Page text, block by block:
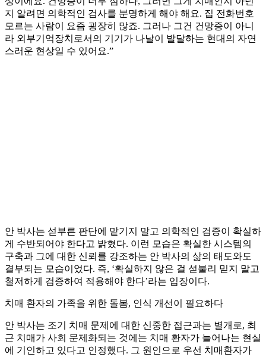
지 알려면 의학적인 검사를 분명하게 해야 해요. 집 전화번호
모르는 사람이 요즘 굉장히 많죠. 그러나 그건 건망증이 아니
라 외부기억장치로서의 기기가 나날이 발달하는 현대의 자연
스러운 현상일 수 있어요.”
안 박사는 섣부른 판단에 맡기지 말고 의학적인 검증이 확실하
게 수반되어야 한다고 밝혔다. 이런 모습은 확실한 시스템의
구축과 그에 대한 신뢰를 강조하는 안 박사의 삶의 태도와도
결부되는 모습이었다. 즉, ‘확실하지 않은 걸 섣불리 믿지 말고
철저하게 검증하여 적용해야 한다’라는 입장이다.
치매 환자의 가족을 위한 돌봄, 인식 개선이 필요하다
안 박사는 조기 치매 문제에 대한 신중한 접근과는 별개로, 최
근 치매가 사회 문제화되는 것에는 치매 환자가 늘어나는 현실
에 기인하고 있다고 인정했다. 그 원인으로 우선 치매환자가